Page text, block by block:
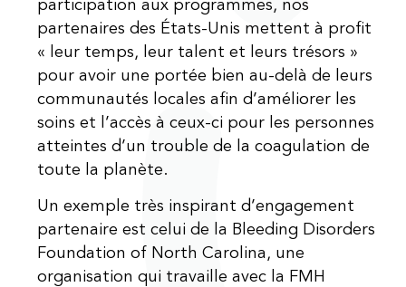
participation aux programmes, nos
partenaires des États-Unis mettent à profit
« leur temps, leur talent et leurs trésors »
pour avoir une portée bien au-delà de leurs
communautés locales afin d’améliorer les
soins et l’accès à ceux-ci pour les personnes
atteintes d’un trouble de la coagulation de
toute la planète.
Un exemple très inspirant d’engagement
partenaire est celui de la Bleeding Disorders
Foundation of North Carolina, une
organisation qui travaille avec la FMH